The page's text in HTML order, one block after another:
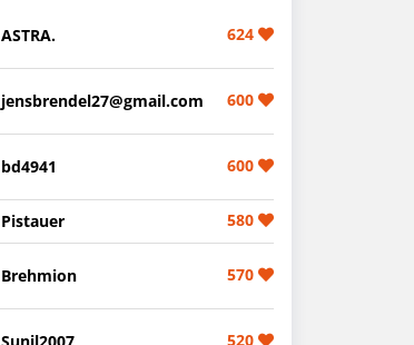
ASTRA. 624
jensbrendel27@gmail.com 600
bd4941 600
Pistauer 580
Brehmion 570
520